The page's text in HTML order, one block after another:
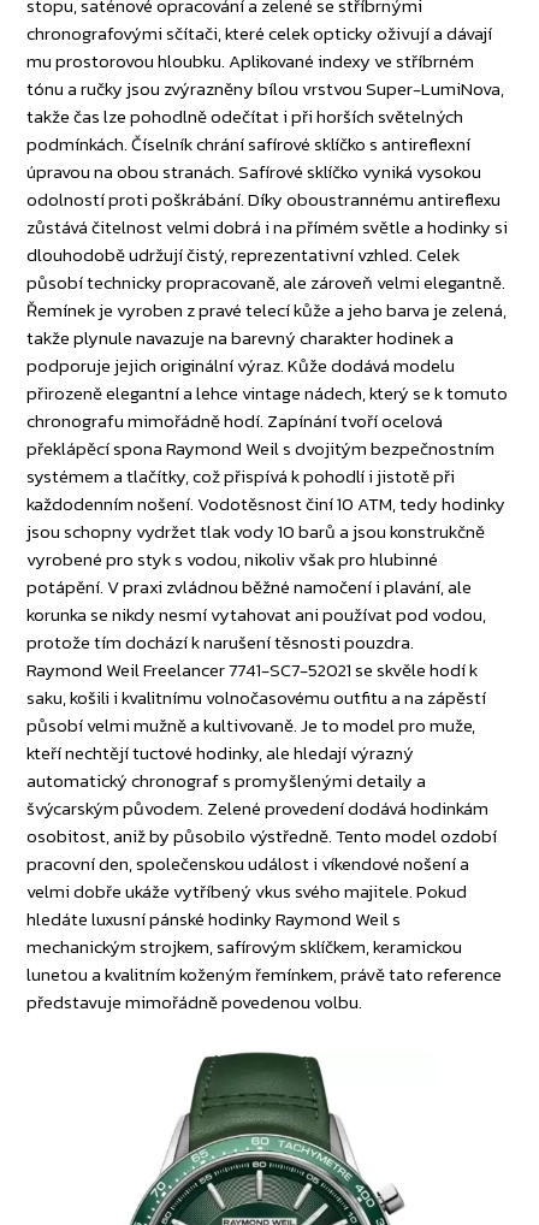
stopu, saténové opracování a zelené se stříbrnými
chronografovými sčítači, které celek opticky oživují a dávají
mu prostorovou hloubku. Aplikované indexy ve stříbrném
tónu a ručky jsou zvýrazněny bílou vrstvou Super-LumiNova,
takže čas lze pohodlně odečítat i při horších světelných
podmínkách. Číselník chrání safírové sklíčko s antireflexní
úpravou na obou stranách. Safírové sklíčko vyniká vysokou
odolností proti poškrábání. Díky oboustrannému antireflexu
zůstává čitelnost velmi dobrá i na přímém světle a hodinky si
dlouhodobě udržují čistý, reprezentativní vzhled. Celek
působí technicky propracovaně, ale zároveň velmi elegantně.
Řemínek je vyroben z pravé telecí kůže a jeho barva je zelená,
takže plynule navazuje na barevný charakter hodinek a
podporuje jejich originální výraz. Kůže dodává modelu
přirozeně elegantní a lehce vintage nádech, který se k tomuto
chronografu mimořádně hodí. Zapínání tvoří ocelová
překlápěcí spona Raymond Weil s dvojitým bezpečnostním
systémem a tlačítky, což přispívá k pohodlí i jistotě při
každodenním nošení. Vodotěsnost činí 10 ATM, tedy hodinky
jsou schopny vydržet tlak vody 10 barů a jsou konstrukčně
vyrobené pro styk s vodou, nikoliv však pro hlubinné
potápění. V praxi zvládnou běžné namočení i plavání, ale
korunka se nikdy nesmí vytahovat ani používat pod vodou,
protože tím dochází k narušení těsnosti pouzdra.
Raymond Weil Freelancer 7741-SC7-52021 se skvěle hodí k
saku, košili i kvalitnímu volnočasovému outfitu a na zápěstí
působí velmi mužně a kultivovaně. Je to model pro muže,
kteří nechtějí tuctové hodinky, ale hledají výrazný
automatický chronograf s promyšlenými detaily a
švýcarským původem. Zelené provedení dodává hodinkám
osobitost, aniž by působilo výstředně. Tento model ozdobí
pracovní den, společenskou událost i víkendové nošení a
velmi dobře ukáže vytříbený vkus svého majitele. Pokud
hledáte luxusní pánské hodinky Raymond Weil s
mechanickým strojkem, safírovým sklíčkem, keramickou
lunetou a kvalitním koženým řemínkem, právě tato reference
představuje mimořádně povedenou volbu.